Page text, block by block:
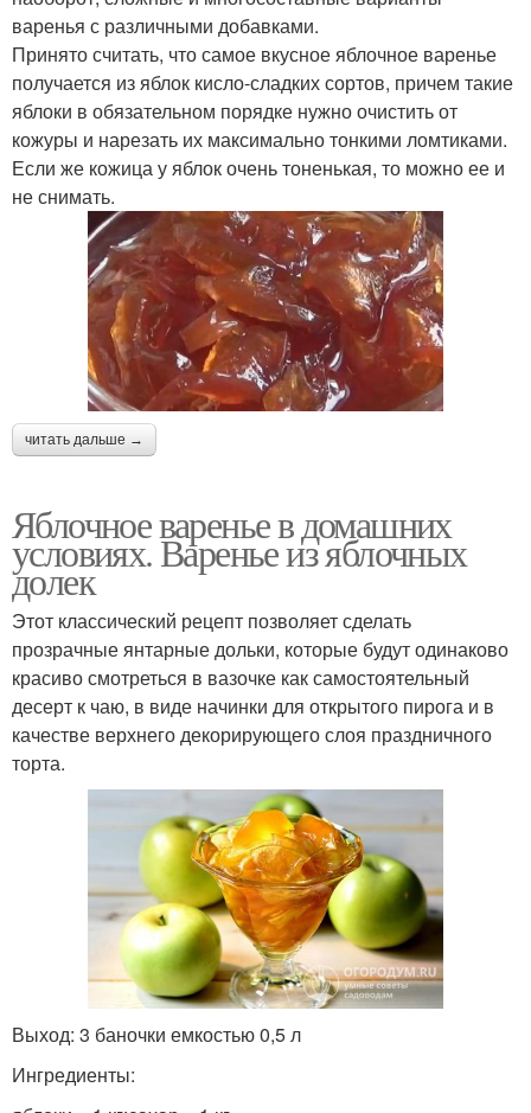
варенья с различными добавками.
Принято считать, что самое вкусное яблочное варенье
получается из яблок кисло-сладких сортов, причем такие
яблоки в обязательном порядке нужно очистить от
кожуры и нарезать их максимально тонкими ломтиками.
Если же кожица у яблок очень тоненькая, то можно ее и
не снимать.
читать дальше →
Яблочное варенье в домашних
условиях. Варенье из яблочных
долек
Этот классический рецепт позволяет сделать
прозрачные янтарные дольки, которые будут одинаково
красиво смотреться в вазочке как самостоятельный
десерт к чаю, в виде начинки для открытого пирога и в
качестве верхнего декорирующего слоя праздничного
торта.
Выход: 3 баночки емкостью 0,5 л
Ингредиенты: